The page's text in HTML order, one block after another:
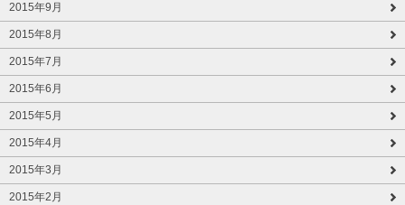
2015年9月
2015年8月
2015年7月
2015年6月
2015年5月
2015年4月
2015年3月
2015年2月